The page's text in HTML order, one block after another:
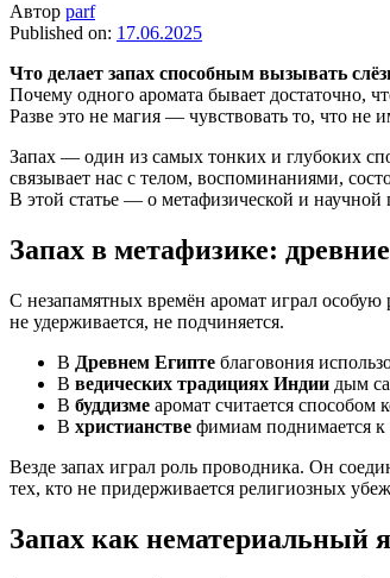
Автор parf
Published on: 17.06.2025
Что делает запах способным вызывать
Почему одного аромата бывает достаточно,
Разве это не магия — чувствовать то, что не
Запах — один из самых тонких и глубоких
связывает нас с телом, воспоминаниями,
В этой статье — о метафизической и научной
Запах в метафизике:
С незапамятных времён аромат играл
не удерживается, не подчиняется.
В Древнем Египте благовония
В ведических традициях Индии дым
В буддизме аромат считается
В христианстве фимиам поднимается к
Везде запах играл роль проводника. Он
тех, кто не придерживается религиозных
Запах как нематериальный